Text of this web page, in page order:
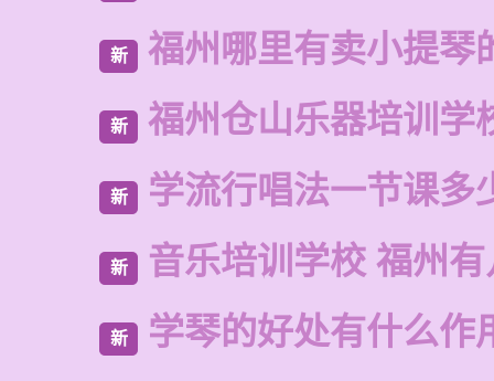
新 福州哪里有卖小提琴
新 福州仓山乐器培训学
新 学流行唱法一节课多
新 音乐培训学校 福州
新 学琴的好处有什么作